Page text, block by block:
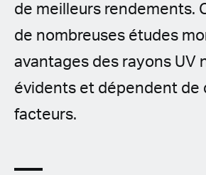
de meilleurs rendements.
de nombreuses études
avantages des rayons UV
évidents et dépendent de
facteurs.